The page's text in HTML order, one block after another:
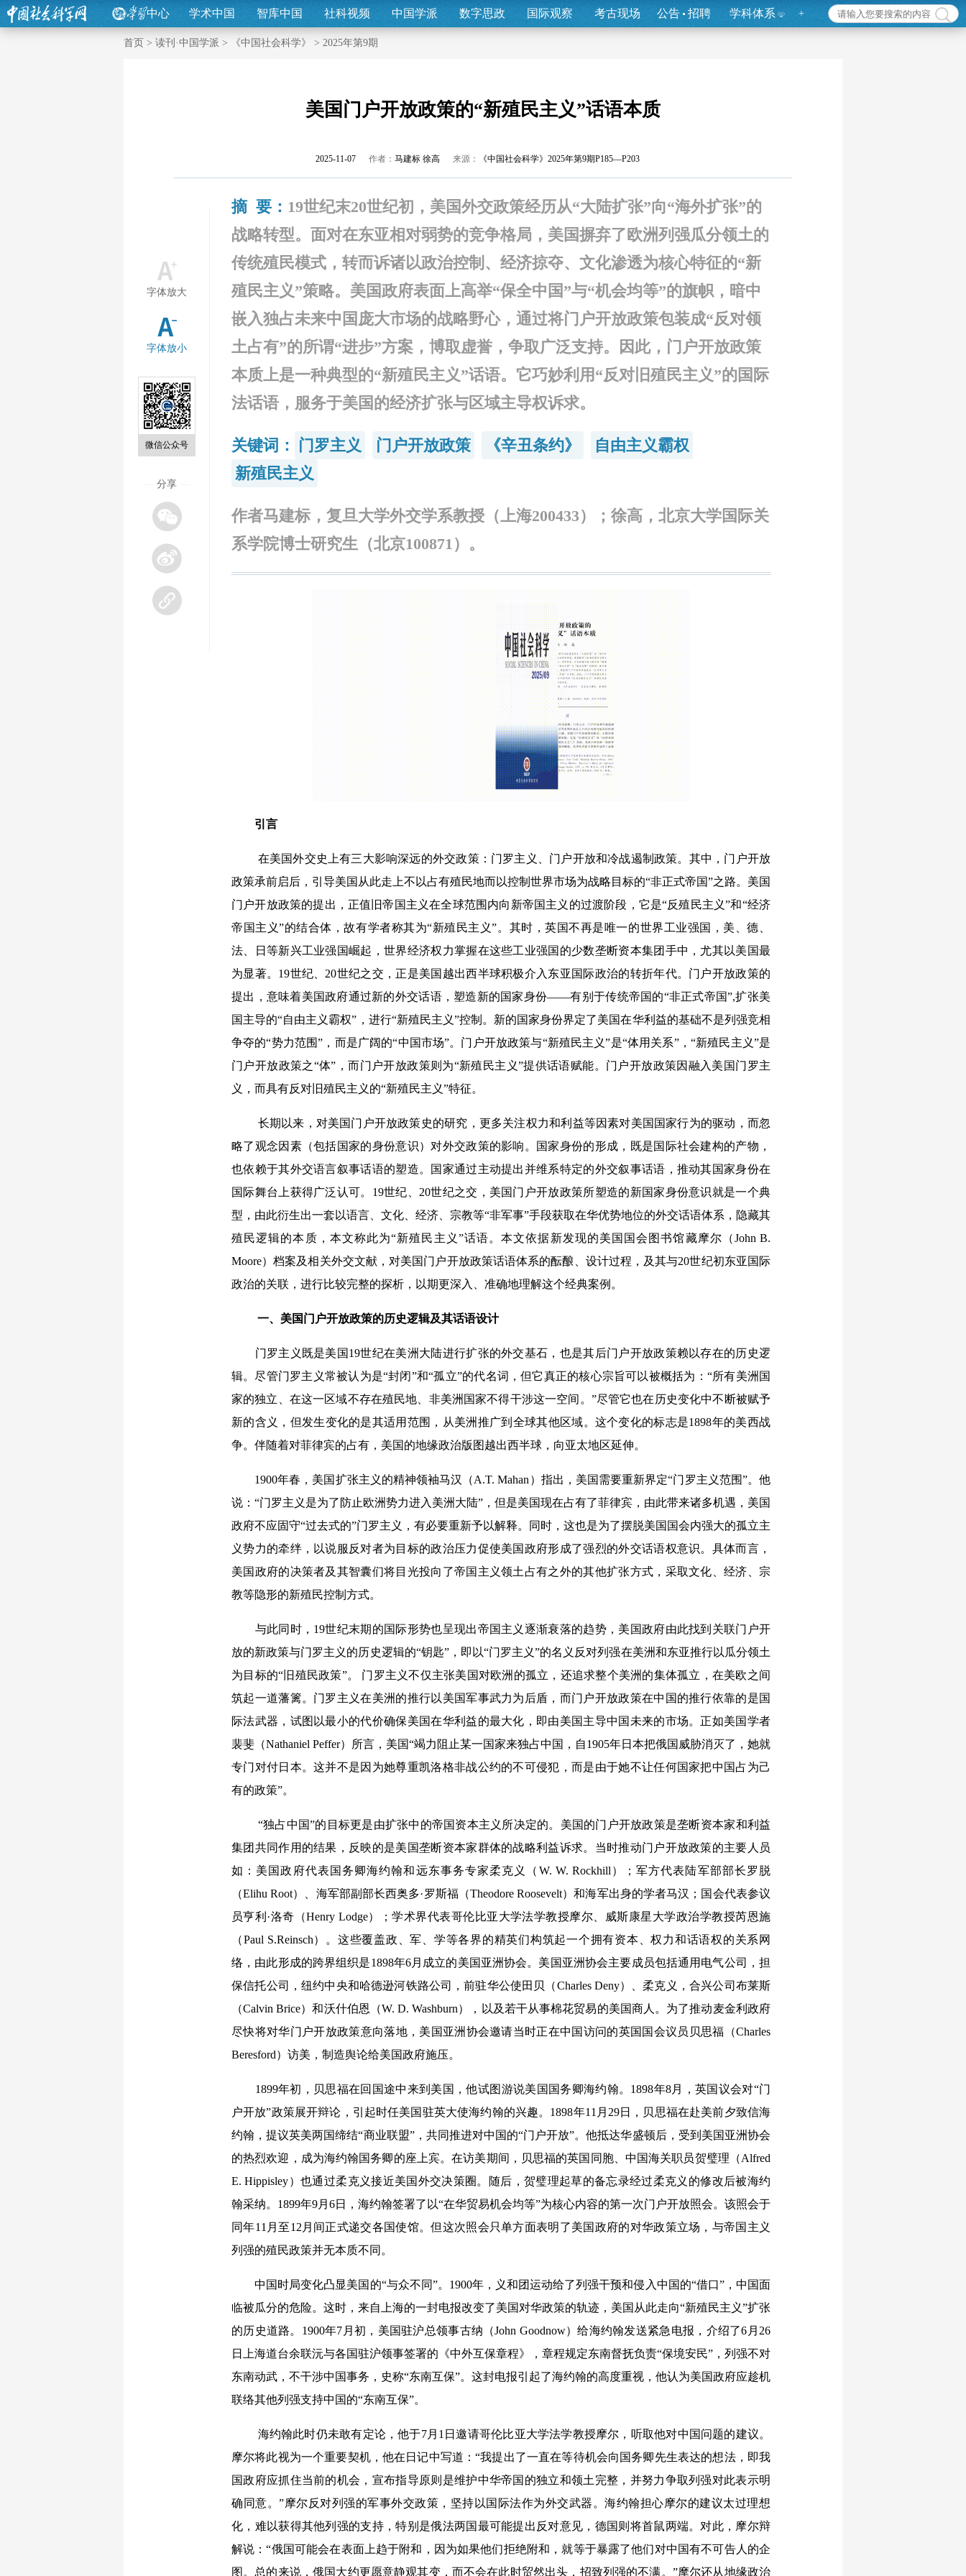
中心 学术中国 智库中国 社科视频 中国学派 数字思政 国际观察 考古现场 公告 招聘 学科体系 +
首页 > 读刊·中国学派 > 《中国社会科学》 > 2025年第9期
美国门户开放政策的“新殖民主义”话语本质
2025-11-07 作者： 马建标 徐高 来源： 《中国社会科学》2025年第9期P185—P203
字体放大
字体放小
微信公众号
分享
摘 要： 19世纪末20世纪初，美国外交政策经历从“大陆扩张”向“海外扩张”的
战略转型。面对在东亚相对弱势的竞争格局，美国摒弃了欧洲列强瓜分领土的
传统殖民模式，转而诉诸以政治控制、经济掠夺、文化渗透为核心特征的“新
殖民主义”策略。美国政府表面上高举“保全中国”与“机会均等”的旗帜，暗中
嵌入独占未来中国庞大市场的战略野心，通过将门户开放政策包装成“反对领
土占有”的所谓“进步”方案，博取虚誉，争取广泛支持。因此，门户开放政策
本质上是一种典型的“新殖民主义”话语。它巧妙利用“反对旧殖民主义”的国际
法话语，服务于美国的经济扩张与区域主导权诉求。
关键词： 门罗主义 门户开放政策 《辛丑条约》
自由主义霸权
新殖民主义
作者马建标，复旦大学外交学系教授（上海200433）；徐高，北京大学国际关
系学院博士研究生（北京100871）。
引言
在美国外交史上有三大影响深远的外交政策：门罗主义、门户开放和冷战遏制政策。其中，门户开放
政策承前启后，引导美国从此走上不以占有殖民地而以控制世界市场为战略目标的“非正式帝国”之路。美国
门户开放政策的提出，正值旧帝国主义在全球范围内向新帝国主义的过渡阶段，它是“反殖民主义”和“经济
帝国主义”的结合体，故有学者称其为“新殖民主义”。其时，英国不再是唯一的世界工业强国，美、德、
法、日等新兴工业强国崛起，世界经济权力掌握在这些工业强国的少数垄断资本集团手中，尤其以美国最
为显著。19世纪、20世纪之交，正是美国越出西半球积极介入东亚国际政治的转折年代。门户开放政策的
提出，意味着美国政府通过新的外交话语，塑造新的国家身份——有别于传统帝国的“非正式帝国”,扩张美
国主导的“自由主义霸权”，进行“新殖民主义”控制。新的国家身份界定了美国在华利益的基础不是列强竞相
争夺的“势力范围”，而是广阔的“中国市场”。门户开放政策与“新殖民主义”是“体用关系”，“新殖民主义”是
门户开放政策之“体”，而门户开放政策则为“新殖民主义”提供话语赋能。门户开放政策因融入美国门罗主
义，而具有反对旧殖民主义的“新殖民主义”特征。
长期以来，对美国门户开放政策史的研究，更多关注权力和利益等因素对美国国家行为的驱动，而忽
略了观念因素（包括国家的身份意识）对外交政策的影响。国家身份的形成，既是国际社会建构的产物，
也依赖于其外交语言叙事话语的塑造。国家通过主动提出并维系特定的外交叙事话语，推动其国家身份在
国际舞台上获得广泛认可。19世纪、20世纪之交，美国门户开放政策所塑造的新国家身份意识就是一个典
型，由此衍生出一套以语言、文化、经济、宗教等“非军事”手段获取在华优势地位的外交话语体系，隐藏其
殖民逻辑的本质，本文称此为“新殖民主义”话语。本文依据新发现的美国国会图书馆藏摩尔（John B.
Moore）档案及相关外交文献，对美国门户开放政策话语体系的酝酿、设计过程，及其与20世纪初东亚国际
政治的关联，进行比较完整的探析，以期更深入、准确地理解这个经典案例。
一、美国门户开放政策的历史逻辑及其话语设计
门罗主义既是美国19世纪在美洲大陆进行扩张的外交基石，也是其后门户开放政策赖以存在的历史逻
辑。尽管门罗主义常被认为是“封闭”和“孤立”的代名词，但它真正的核心宗旨可以被概括为：“所有美洲国
家的独立、在这一区域不存在殖民地、非美洲国家不得干涉这一空间。”尽管它也在历史变化中不断被赋予
新的含义，但发生变化的是其适用范围，从美洲推广到全球其他区域。这个变化的标志是1898年的美西战
争。伴随着对菲律宾的占有，美国的地缘政治版图越出西半球，向亚太地区延伸。
1900年春，美国扩张主义的精神领袖马汉（A.T. Mahan）指出，美国需要重新界定“门罗主义范围”。他
说：“门罗主义是为了防止欧洲势力进入美洲大陆”，但是美国现在占有了菲律宾，由此带来诸多机遇，美国
政府不应固守“过去式的”门罗主义，有必要重新予以解释。同时，这也是为了摆脱美国国会内强大的孤立主
义势力的牵绊，以说服反对者为目标的政治压力促使美国政府形成了强烈的外交话语权意识。具体而言，
美国政府的决策者及其智囊们将目光投向了帝国主义领土占有之外的其他扩张方式，采取文化、经济、宗
教等隐形的新殖民控制方式。
与此同时，19世纪末期的国际形势也呈现出帝国主义逐渐衰落的趋势，美国政府由此找到关联门户开
放的新政策与门罗主义的历史逻辑的“钥匙”，即以“门罗主义”的名义反对列强在美洲和东亚推行以瓜分领土
为目标的“旧殖民政策”。 门罗主义不仅主张美国对欧洲的孤立，还追求整个美洲的集体孤立，在美欧之间
筑起一道藩篱。门罗主义在美洲的推行以美国军事武力为后盾，而门户开放政策在中国的推行依靠的是国
际法武器，试图以最小的代价确保美国在华利益的最大化，即由美国主导中国未来的市场。正如美国学者
裴斐（Nathaniel Peffer）所言，美国“竭力阻止某一国家来独占中国，自1905年日本把俄国威胁消灭了，她就
专门对付日本。这并不是因为她尊重凯洛格非战公约的不可侵犯，而是由于她不让任何国家把中国占为己
有的政策”。
“独占中国”的目标更是由扩张中的帝国资本主义所决定的。美国的门户开放政策是垄断资本家和利益
集团共同作用的结果，反映的是美国垄断资本家群体的战略利益诉求。当时推动门户开放政策的主要人员
如：美国政府代表国务卿海约翰和远东事务专家柔克义（W. W. Rockhill）；军方代表陆军部部长罗脱
（Elihu Root）、海军部副部长西奥多·罗斯福（Theodore Roosevelt）和海军出身的学者马汉；国会代表参议
员亨利·洛奇（Henry Lodge）；学术界代表哥伦比亚大学法学教授摩尔、威斯康星大学政治学教授芮恩施
（Paul S.Reinsch）。这些覆盖政、军、学等各界的精英们构筑起一个拥有资本、权力和话语权的关系网
络，由此形成的跨界组织是1898年6月成立的美国亚洲协会。美国亚洲协会主要成员包括通用电气公司，担
保信托公司，纽约中央和哈德逊河铁路公司，前驻华公使田贝（Charles Deny）、柔克义，合兴公司布莱斯
（Calvin Brice）和沃什伯恩（W. D. Washburn），以及若干从事棉花贸易的美国商人。为了推动麦金利政府
尽快将对华门户开放政策意向落地，美国亚洲协会邀请当时正在中国访问的英国国会议员贝思福（Charles
Beresford）访美，制造舆论给美国政府施压。
1899年初，贝思福在回国途中来到美国，他试图游说美国国务卿海约翰。1898年8月，英国议会对“门
户开放”政策展开辩论，引起时任美国驻英大使海约翰的兴趣。1898年11月29日，贝思福在赴美前夕致信海
约翰，提议英美两国缔结“商业联盟”，共同推进对中国的“门户开放”。他抵达华盛顿后，受到美国亚洲协会
的热烈欢迎，成为海约翰国务卿的座上宾。在访美期间，贝思福的英国同胞、中国海关职员贺璧理（Alfred
E. Hippisley）也通过柔克义接近美国外交决策圈。随后，贺璧理起草的备忘录经过柔克义的修改后被海约
翰采纳。1899年9月6日，海约翰签署了以“在华贸易机会均等”为核心内容的第一次门户开放照会。该照会于
同年11月至12月间正式递交各国使馆。但这次照会只单方面表明了美国政府的对华政策立场，与帝国主义
列强的殖民政策并无本质不同。
中国时局变化凸显美国的“与众不同”。1900年，义和团运动给了列强干预和侵入中国的“借口”，中国面
临被瓜分的危险。这时，来自上海的一封电报改变了美国对华政策的轨迹，美国从此走向“新殖民主义”扩张
的历史道路。1900年7月初，美国驻沪总领事古纳（John Goodnow）给海约翰发送紧急电报，介绍了6月26
日上海道台余联沅与各国驻沪领事签署的《中外互保章程》，章程规定东南督抚负责“保境安民”，列强不对
东南动武，不干涉中国事务，史称“东南互保”。这封电报引起了海约翰的高度重视，他认为美国政府应趁机
联络其他列强支持中国的“东南互保”。
海约翰此时仍未敢有定论，他于7月1日邀请哥伦比亚大学法学教授摩尔，听取他对中国问题的建议。
摩尔将此视为一个重要契机，他在日记中写道：“我提出了一直在等待机会向国务卿先生表达的想法，即我
国政府应抓住当前的机会，宣布指导原则是维护中华帝国的独立和领土完整，并努力争取列强对此表示明
确同意。”摩尔反对列强的军事外交政策，坚持以国际法作为外交武器。海约翰担心摩尔的建议太过理想
化，难以获得其他列强的支持，特别是俄法两国最可能提出反对意见，德国则将首鼠两端。对此，摩尔辩
解说：“俄国可能会在表面上趋于附和，因为如果他们拒绝附和，就等于暴露了他们对中国有不可告人的企
图。总的来说，俄国大约更愿意静观其变，而不会在此时贸然出头，招致列强的不满。”摩尔还从地缘政治